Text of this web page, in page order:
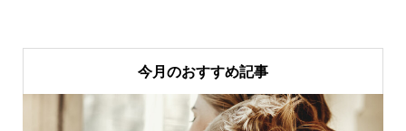
今月のおすすめ記事